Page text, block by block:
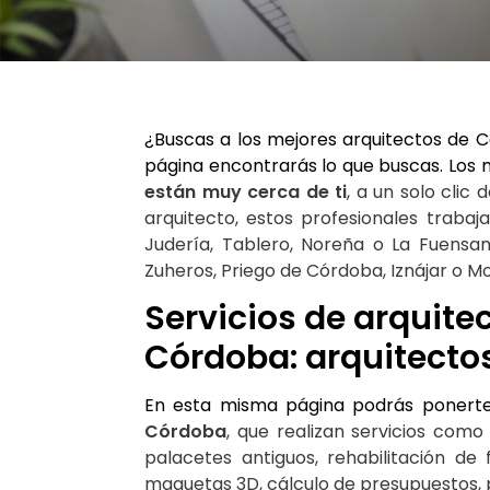
¿Buscas a los mejores arquitectos de
página encontrarás lo que buscas. Los
están muy cerca de ti, a un solo clic
arquitecto, estos profesionales
Judería, Tablero, Noreña o La
Zuheros, Priego de Córdoba, Iznájar o
Servicios de
Córdoba:
En esta misma página podrás
Córdoba, que realizan servicios
palacetes antiguos, rehabilitación
maquetas 3D, cálculo de